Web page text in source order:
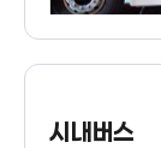
시내버스